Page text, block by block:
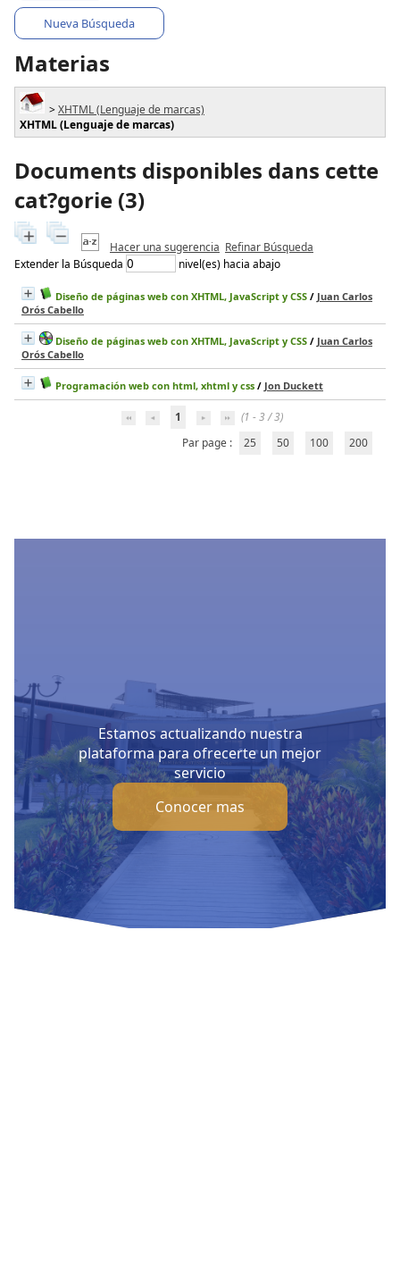
Nueva Búsqueda
Materias
>XHTML (Lenguaje de marcas)
XHTML (Lenguaje de marcas)
Documents disponibles dans cette
cat?gorie (3)
Hacer una sugerencia Refinar Búsqueda
Extender la Búsqueda
nivel(es) hacia abajo
Diseño de páginas web con XHTML, JavaScript y CSS / Juan Carlos
Orós Cabello
Diseño de páginas web con XHTML, JavaScript y CSS / Juan Carlos
Orós Cabello
Programación web con html, xhtml y css / Jon Duckett
1
(1 - 3 / 3)
Par page :
25 50 100 200
Estamos actualizando nuestra
plataforma para ofrecerte un mejor
servicio
Conocer mas